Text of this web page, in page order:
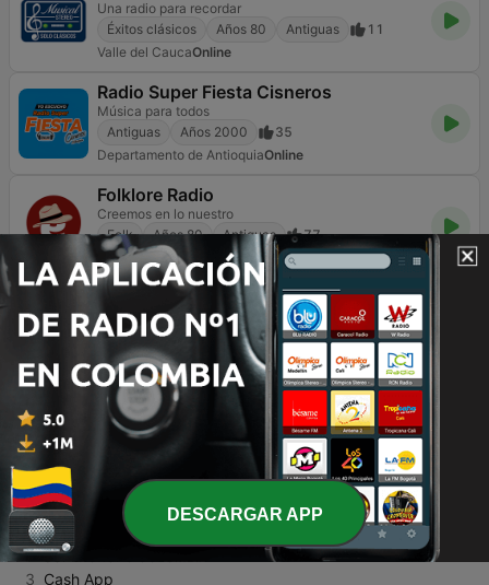
Una radio para recordar
Éxitos clásicos
Años 80 Antiguas
11
Valle del CaucaOnline
Radio Super Fiesta Cisneros
Música para todos
Antiguas
Años 2000
35
Departamento de AntioquiaOnline
Folklore Radio
Creemos en lo nuestro
Folk
Años 80 Antiguas
77
Santander Online
Página2 de 11
<
2 3 4 > >>
TOP CANCIONES
1 Richy Richy
Mahlow
2 Corazón Enamorado
SUPERGRUPO COLOMBIA
3 Cash App
DESCARGAR APP